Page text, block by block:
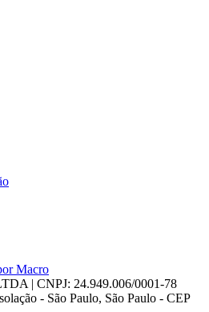
Macro
| CNPJ: 24.949.006/0001-78
- São Paulo, São Paulo - CEP